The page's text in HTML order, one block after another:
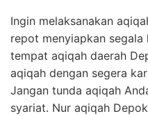
Ingin melaksanakan
repot menyiapkan segala
tempat aqiqah daerah
aqiqah dengan segera
Jangan tunda aqiqah
syariat. Nur aqiqah